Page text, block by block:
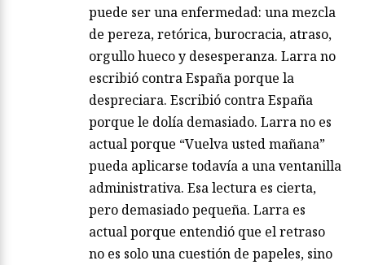
puede ser una enfermedad: una mezcla
de pereza, retórica, burocracia, atraso,
orgullo hueco y desesperanza. Larra no
escribió contra España porque la
despreciara. Escribió contra España
porque le dolía demasiado. Larra no es
actual porque “Vuelva usted mañana”
pueda aplicarse todavía a una ventanilla
administrativa. Esa lectura es cierta,
pero demasiado pequeña. Larra es
actual porque entendió que el retraso
no es solo una cuestión de papeles, sino